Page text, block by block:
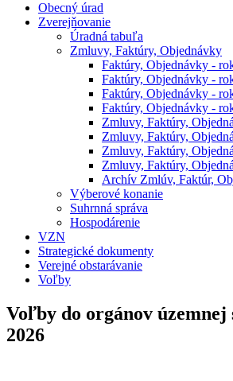
Obecný úrad
Zverejňovanie
Úradná tabuľa
Zmluvy, Faktúry, Objednávky
Faktúry, Objednávky -
Faktúry, Objednávky -
Faktúry, Objednávky -
Faktúry, Objednávky -
Zmluvy, Faktúry,
Zmluvy, Faktúry,
Zmluvy, Faktúry,
Zmluvy, Faktúry,
Archív Zmlúv, Faktúr,
Výberové konanie
Suhrnná správa
Hospodárenie
VZN
Strategické dokumenty
Verejné obstarávanie
Voľby
Voľby do orgánov územnej
2026